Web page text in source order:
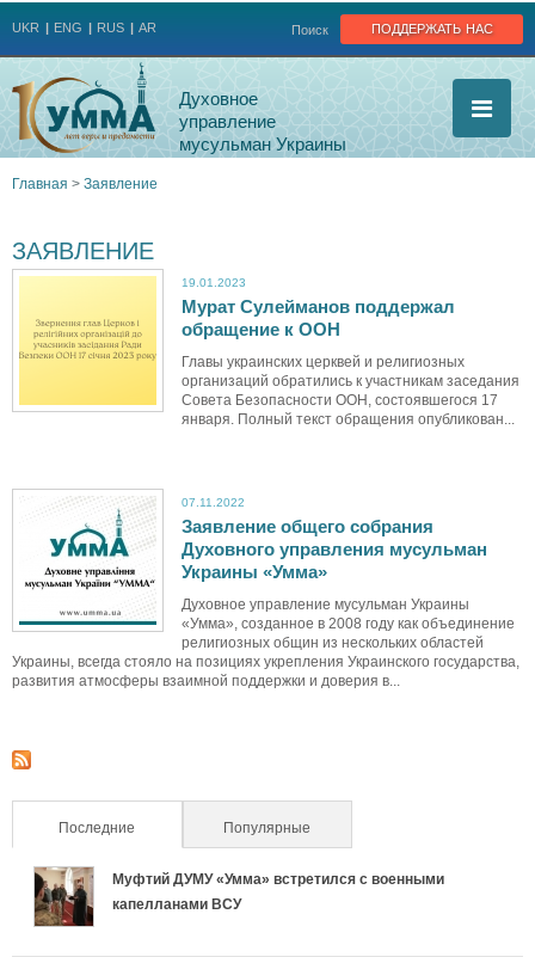
поддержать нас
Поиск
UKR ENG RUS AR
Духовное
управление
мусульман Украины
здесь
Главная > Заявление
ЗАЯВЛЕНИЕ
19.01.2023
Мурат Сулейманов поддержал
обращение к ООН
Главы украинских церквей и религиозных
организаций обратились к участникам заседания
Совета Безопасности ООН, состоявшегося 17
января. Полный текст обращения опубликован...
07.11.2022
Заявление общего собрания
Духовного управления мусульман
Украины «Умма»
Духовное управление мусульман Украины
«Умма», созданное в 2008 году как объединение
религиозных общин из нескольких областей
Украины, всегда стояло на позициях укрепления Украинского государства,
развития атмосферы взаимной поддержки и доверия в...
Последние (активная вкладка)Популярные
Муфтий ДУМУ «Умма» встретился с военными
капелланами ВСУ